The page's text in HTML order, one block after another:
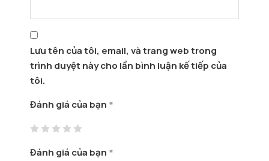
Lưu tên của tôi, email, và trang web trong
trình duyệt này cho lần bình luận kế tiếp của
tôi.
Đánh giá của bạn *
Đánh giá của bạn *